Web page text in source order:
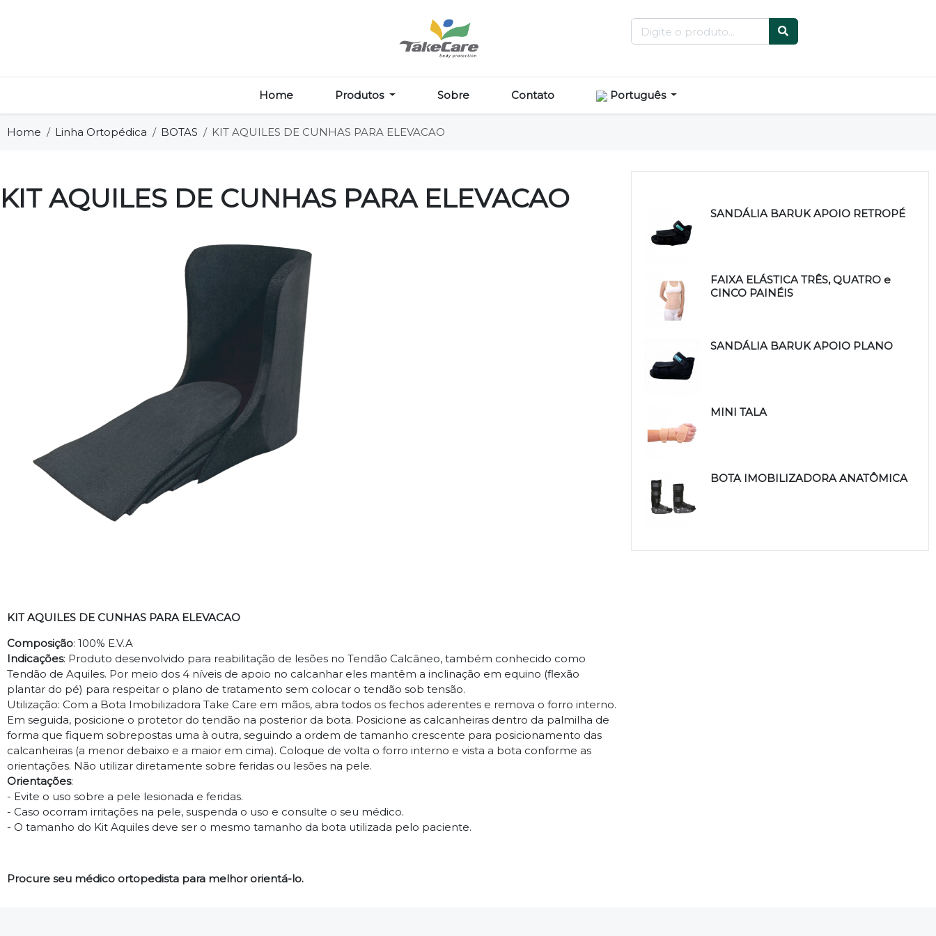
Home Produtos Sobre Contato Português
Home Linha Ortopédica BOTAS KIT AQUILES DE CUNHAS PARA ELEVACAO
KIT AQUILES DE CUNHAS PARA ELEVACAO
KIT AQUILES DE CUNHAS PARA ELEVACAO
Composição: 100% E.V.A
Indicações: Produto desenvolvido para reabilitação de lesões no Tendão Calcâneo, também conhecido como
Tendão de Aquiles. Por meio dos 4 níveis de apoio no calcanhar eles mantêm a inclinação em equino (flexão
plantar do pé) para respeitar o plano de tratamento sem colocar o tendão sob tensão.
Utilização: Com a Bota Imobilizadora Take Care em mãos, abra todos os fechos aderentes e remova o forro interno.
Em seguida, posicione o protetor do tendão na posterior da bota. Posicione as calcanheiras dentro da palmilha de
forma que fiquem sobrepostas uma à outra, seguindo a ordem de tamanho crescente para posicionamento das
calcanheiras (a menor debaixo e a maior em cima). Coloque de volta o forro interno e vista a bota conforme as
orientações. Não utilizar diretamente sobre feridas ou lesões na pele.
Orientações:
- Evite o uso sobre a pele lesionada e feridas.
- Caso ocorram irritações na pele, suspenda o uso e consulte o seu médico.
- O tamanho do Kit Aquiles deve ser o mesmo tamanho da bota utilizada pelo paciente.
Procure seu médico ortopedista para melhor orientá-lo.
SANDÁLIA BARUK APOIO RETROPÉ
FAIXA ELÁSTICA TRÊS, QUATRO e
CINCO PAINÉIS
SANDÁLIA BARUK APOIO PLANO
MINI TALA
BOTA IMOBILIZADORA ANATÔMICA